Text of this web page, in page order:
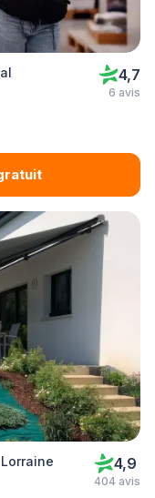
4,7
6 avis
4,9
404 avis